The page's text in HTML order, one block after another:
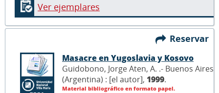
Ver ejemplares
Reservar
Masacre en Yugoslavia y Kosovo
Guidobono, Jorge Aten, A. .- Buenos Aires
(Argentina) : [el autor], 1999.
Material bibliográfico en formato papel.